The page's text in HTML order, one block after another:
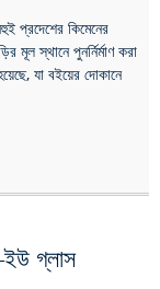
প্রদেশের কিমেনের
মূল স্থানে পুনর্নির্মাণ করা
যা বইয়ের দোকানে
গ্লাস